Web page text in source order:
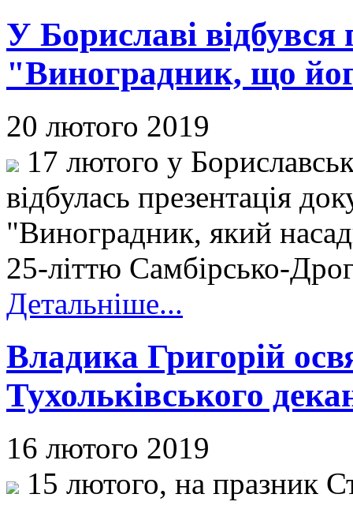
У Бориславі відбувся
"Виноградник, що
20 лютого 2019
17 лютого у
відбулась презентація
"Виноградник, який
25-літтю Самбірсько-
Детальніше...
Владика Григорій
Тухольківського
16 лютого 2019
15 лютого, на празник